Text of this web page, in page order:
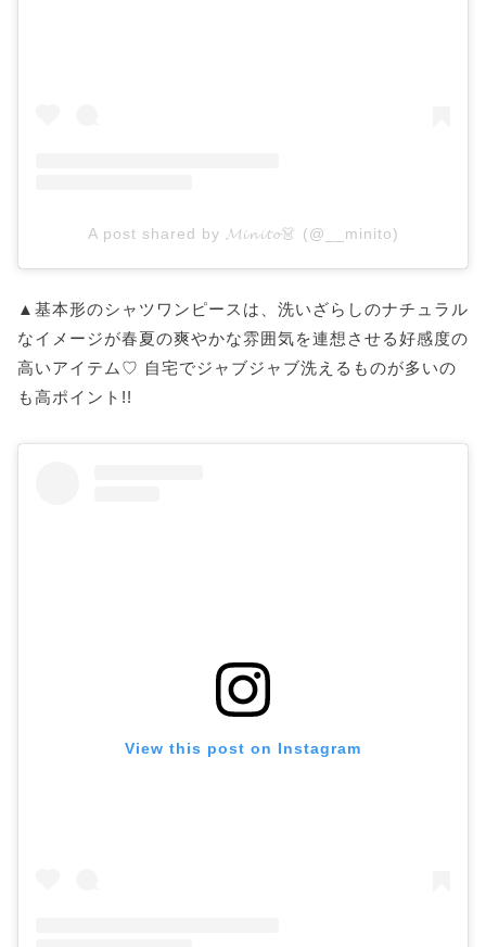
A post shared by 𝓜𝓲𝓷𝓲𝓽𝓸👗 (@__minito)
▲基本形のシャツワンピースは、洗いざらしのナチュラル
なイメージが春夏の爽やかな雰囲気を連想させる好感度の
高いアイテム♡ 自宅でジャブジャブ洗えるものが多いの
も高ポイント!!
View this post on Instagram